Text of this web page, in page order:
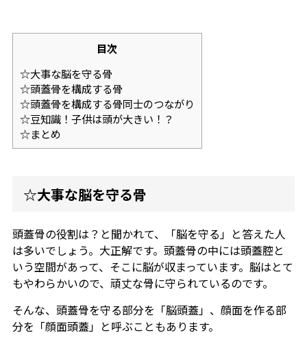
目次
☆大事な脳を守る骨
☆頭蓋骨を構成する骨
☆頭蓋骨を構成する骨同士のつながり
☆豆知識！子供は頭が大きい！？
☆まとめ
☆大事な脳を守る骨
頭蓋骨の役割は？と聞かれて、「脳を守る」と答えた人
は多いでしょう。大正解です。頭蓋骨の中には頭蓋腔と
いう空間があって、そこに脳が収まっています。脳はとて
もやわらかいので、頑丈な骨に守られているのです。
そんな、頭蓋骨を守る部分を「脳頭蓋」、顔面を作る部
分を「顔面頭蓋」と呼ぶこともあります。